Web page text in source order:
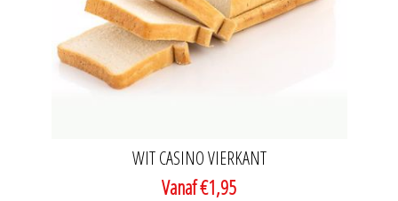
WIT CASINO VIERKANT
Vanaf €1,95